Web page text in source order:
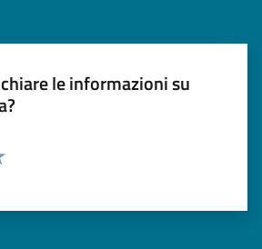
le informazioni su